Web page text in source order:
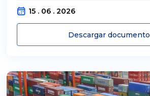
15 . 06 . 2026
Descargar documento